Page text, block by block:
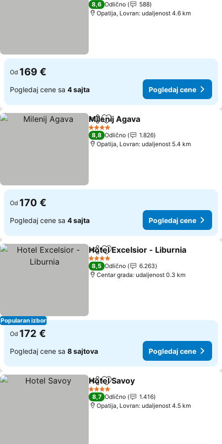
8,6 Odlično
588
Opatija, Lovran: udaljenost 4.6 km
Od 169 €
Pogledaj cene sa 4 sajta Pogledaj cene
Deli Dodati u favorite
Milenij Agava
4 Zvezdice
8,8 Odlično
1.826
Opatija, Lovran: udaljenost 5.4 km
Od 170 €
Pogledaj cene sa 4 sajta Pogledaj cene
Popularan izbor
Deli Dodati u favorite
Hotel Excelsior - Liburnia
4 Zvezdice
8,5 Odlično
6.263
Centar grada: udaljenost 0.3 km
Od 172 €
Pogledaj cene sa 8 sajtova Pogledaj cene
Deli Dodati u favorite
Hotel Savoy
4 Zvezdice
8,7 Odlično
1.416
Opatija, Lovran: udaljenost 4.5 km